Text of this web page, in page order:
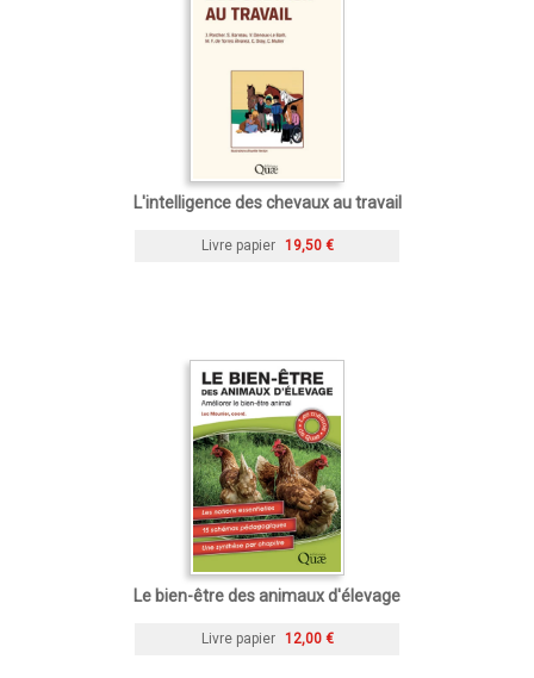
L'intelligence des chevaux au travail
Livre papier 19,50 €
Le bien-être des animaux d'élevage
Livre papier 12,00 €